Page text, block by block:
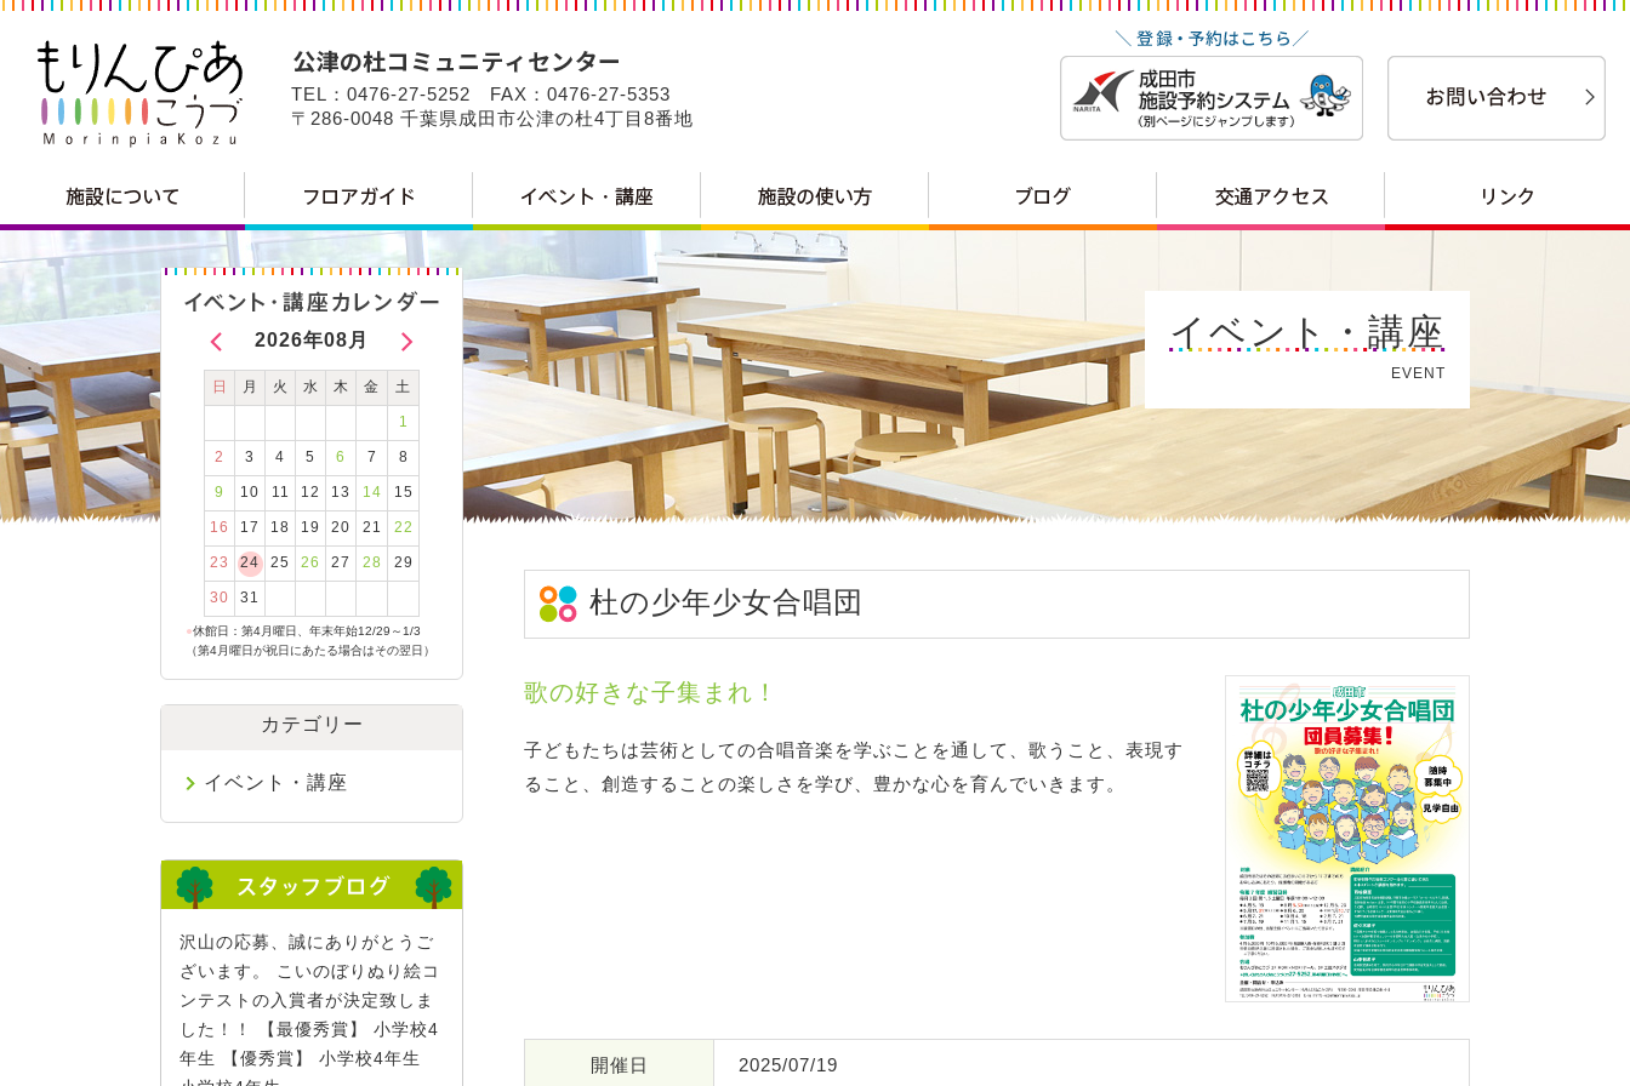
TEL：0476-27-5252 FAX：0476-27-5353
〒286-0048 千葉県成田市公津の杜4丁目8番地
イベント・講座
EVENT
杜の少年少女合唱団
歌の好きな子集まれ！
子どもたちは芸術としての合唱音楽を学ぶことを通して、歌うこと、表現す
ること、創造することの楽しさを学び、豊かな心を育んでいきます。
開催日 2025/07/19
2026年08月
日 月 火 水 木 金 土
1
2 3 4 5 6 7 8
9 10 11 12 13 14 15
16 17 18 19 20 21 22
23 24 25 26 27 28 29
30 31
●休館日：第4月曜日、年末年始12/29～1/3
（第4月曜日が祝日にあたる場合はその翌日）
カテゴリー
イベント・講座
沢山の応募、誠にありがとうご
ざいます。 こいのぼりぬり絵コ
ンテストの入賞者が決定致しま
した！！ 【最優秀賞】 小学校4
年生 【優秀賞】 小学校4年生